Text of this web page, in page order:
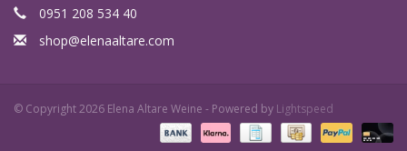
0951 208 534 40
shop@elenaaltare.com
© Copyright 2026 Elena Altare Weine - Powered by Lightspeed